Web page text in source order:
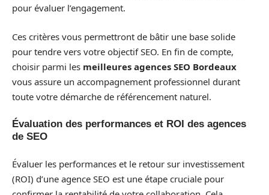
pour évaluer l’engagement.
Ces critères vous permettront de bâtir une base solide
pour tendre vers votre objectif SEO. En fin de compte,
choisir parmi les meilleures agences SEO Bordeaux
vous assure un accompagnement professionnel durant
toute votre démarche de référencement naturel.
Évaluation des performances et ROI des agences
de SEO
Évaluer les performances et le retour sur investissement
(ROI) d’une agence SEO est une étape cruciale pour